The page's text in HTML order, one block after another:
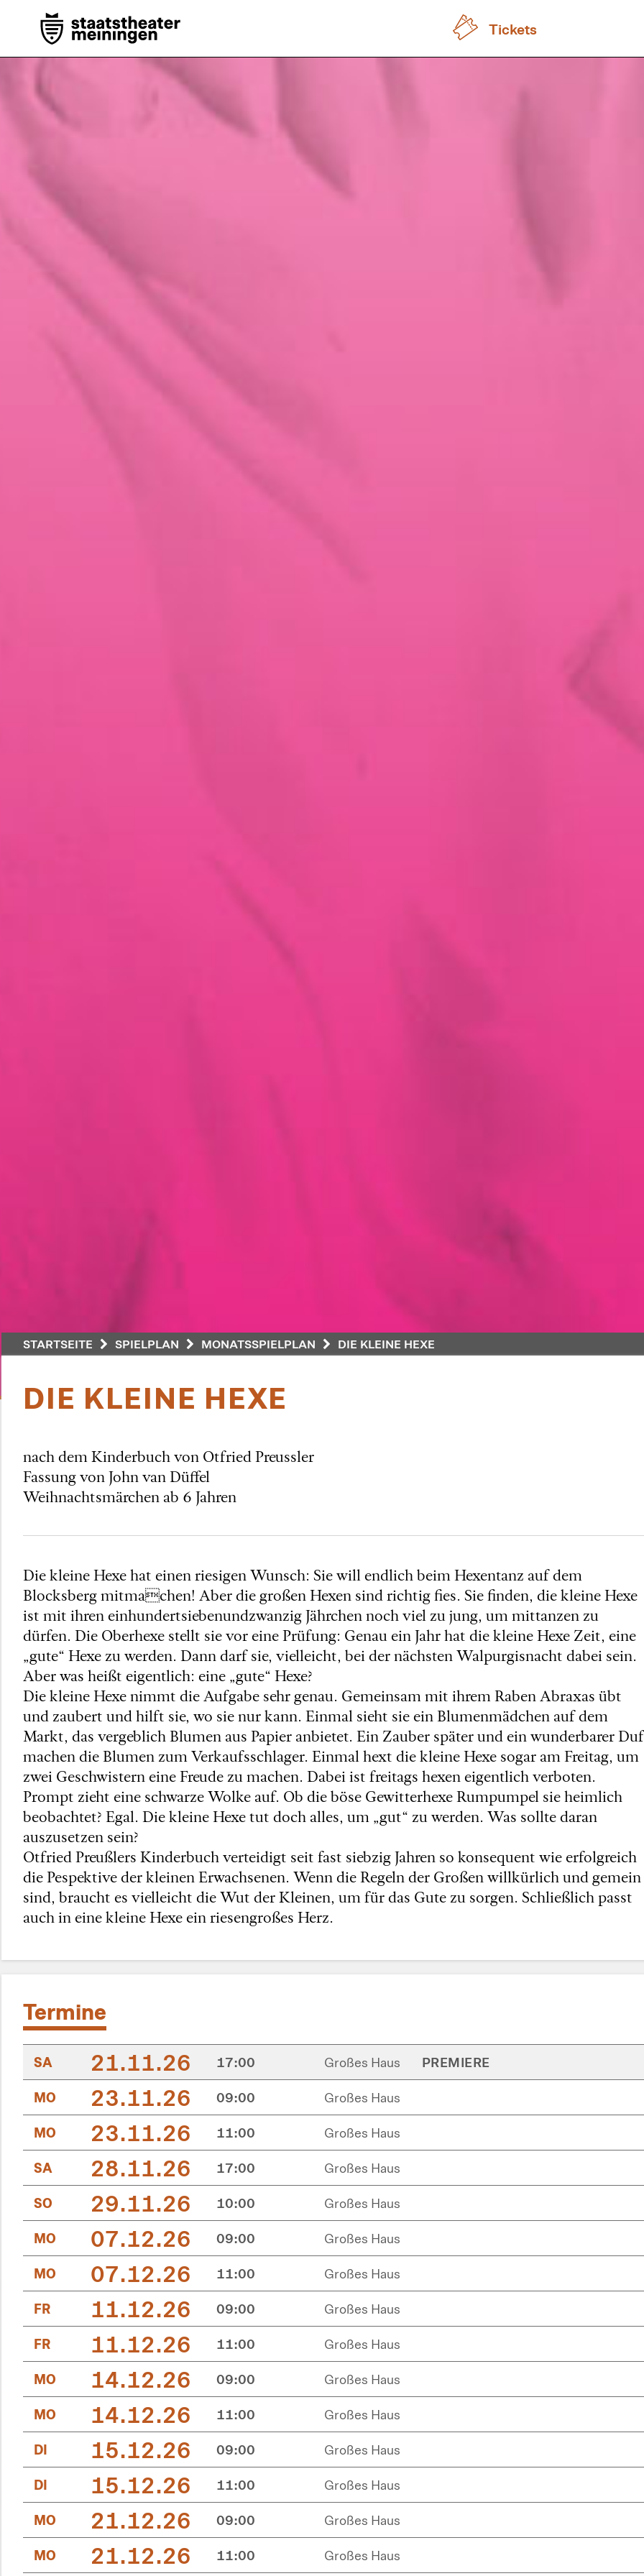
Tickets
STARTSEITE SPIELPLAN MONATSSPIELPLAN DIE KLEINE HEXE
DIE KLEINE HEXE
nach dem Kinderbuch von Otfried Preussler
Fassung von John van Düffel
Weihnachtsmärchen ab 6 Jahren
Die kleine Hexe hat einen riesigen Wunsch: Sie will endlich beim Hexentanz auf dem
Blocksberg mitmachen! Aber die großen Hexen sind richtig fies. Sie finden, die kleine Hexe
ist mit ihren einhundertsiebenundzwanzig Jährchen noch viel zu jung, um mittanzen zu
dürfen. Die Oberhexe stellt sie vor eine Prüfung: Genau ein Jahr hat die kleine Hexe Zeit, eine
„gute“ Hexe zu werden. Dann darf sie, vielleicht, bei der nächsten Walpurgisnacht dabei sein.
Aber was heißt eigentlich: eine „gute“ Hexe?
Die kleine Hexe nimmt die Aufgabe sehr genau. Gemeinsam mit ihrem Raben Abraxas übt
und zaubert und hilft sie, wo sie nur kann. Einmal sieht sie ein Blumenmädchen auf dem
Markt, das vergeblich Blumen aus Papier anbietet. Ein Zauber später und ein wunderbarer
machen die Blumen zum Verkaufsschlager. Einmal hext die kleine Hexe sogar am Freitag, um
zwei Geschwistern eine Freude zu machen. Dabei ist freitags hexen eigentlich verboten.
Prompt zieht eine schwarze Wolke auf. Ob die böse Gewitterhexe Rumpumpel sie heimlich
beobachtet? Egal. Die kleine Hexe tut doch alles, um „gut“ zu werden. Was sollte daran
auszusetzen sein?
Otfried Preußlers Kinderbuch verteidigt seit fast siebzig Jahren so konsequent wie erfolgreich
die Pespektive der kleinen Erwachsenen. Wenn die Regeln der Großen willkürlich und gemein
sind, braucht es vielleicht die Wut der Kleinen, um für das Gute zu sorgen. Schließlich passt
auch in eine kleine Hexe ein riesengroßes Herz.
Termine
SA 21.11.26 17:00 Großes Haus
PREMIERE
MO
23.11.26 09:00
Großes Haus
MO
23.11.26 11:00
Großes Haus
SA
28.11.26 17:00
Großes Haus
SO
29.11.26 10:00
Großes Haus
MO
07.12.26 09:00
Großes Haus
MO
07.12.26 11:00
Großes Haus
FR
11.12.26 09:00
Großes Haus
FR
11.12.26 11:00
Großes Haus
MO
14.12.26 09:00
Großes Haus
MO
14.12.26 11:00
Großes Haus
DI
15.12.26 09:00
Großes Haus
DI
15.12.26 11:00
Großes Haus
MO
21.12.26 09:00
Großes Haus
MO
21.12.26 11:00 Großes Haus